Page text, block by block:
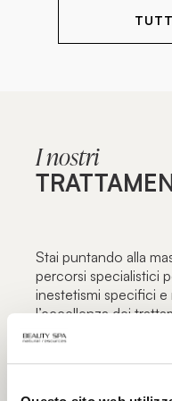
I nostri
Stai puntando alla
percorsi specialistici
inestetismi specifici e
l’eccellenza dei
estetici autorizzati